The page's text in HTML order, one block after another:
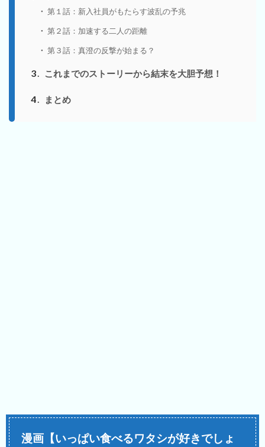
第１話：新入社員がもたらす波乱の予兆
第２話：加速する二人の距離
第３話：真澄の反撃が始まる？
3 これまでのストーリーから結末を大胆予想！
4 まとめ
漫画【いっぱい食べるワタシが好きでしょ